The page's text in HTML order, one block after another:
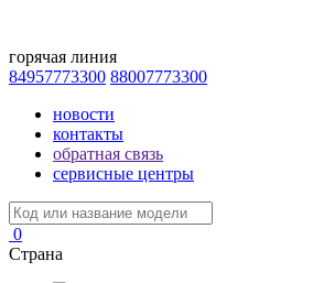
горячая линия
84957773300 88007773300
новости
контакты
обратная связь
сервисные центры
0
Страна